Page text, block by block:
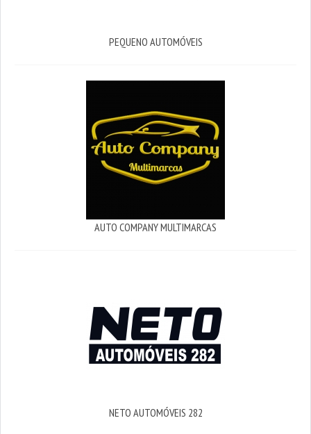
PEQUENO AUTOMÓVEIS
AUTO COMPANY MULTIMARCAS
NETO AUTOMÓVEIS 282